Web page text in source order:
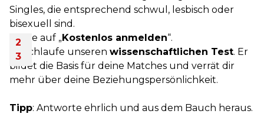
Singles, die entsprechend schwul, lesbisch oder
bisexuell sind.
Klicke auf „Kostenlos anmelden“.
Durchlaufe unseren wissenschaftlichen Test. Er
bildet die Basis für deine Matches und verrät dir
mehr über deine Beziehungspersönlichkeit.
Tipp: Antworte ehrlich und aus dem Bauch heraus.